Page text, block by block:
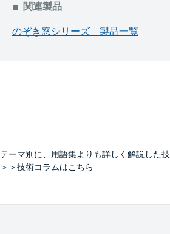
関連製品
のぞき窓シリーズ 製品一覧
テーマ別に、用語集よりも詳しく解説した
＞＞技術コラムはこちら